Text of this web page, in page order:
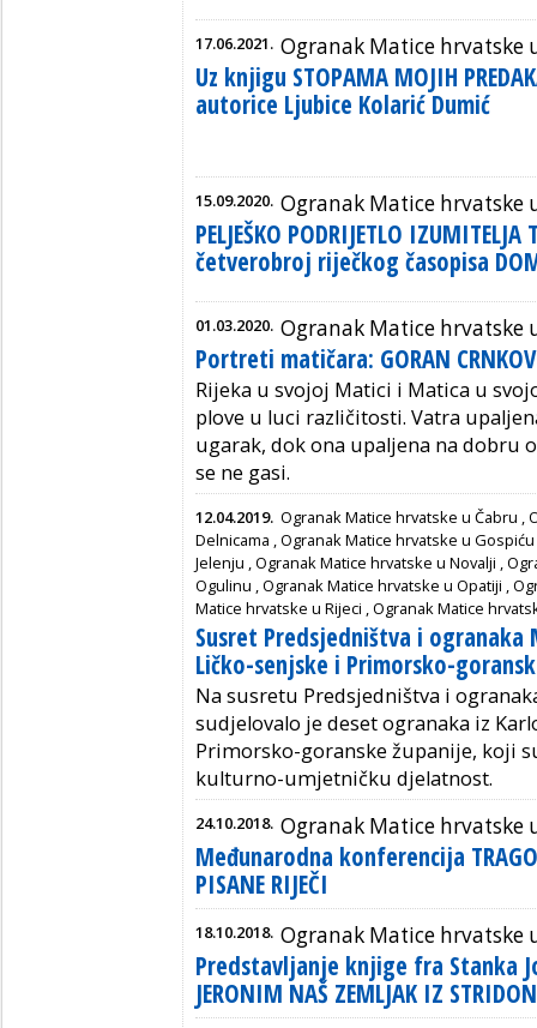
17.06.2021. Ogranak Matice hrvatske
Uz knjigu STOPAMA MOJIH
autorice Ljubice Kolarić Dumić
15.09.2020. Ogranak Matice hrvatske
PELJEŠKO PODRIJETLO
četverobroj riječkog časopisa
01.03.2020. Ogranak Matice hrvatske
Portreti matičara: GORAN
Rijeka u svojoj Matici i Matica u
plove u luci različitosti. Vatra
ugarak, dok ona upaljena na dobru
se ne gasi.
12.04.2019. Ogranak Matice hrvatske u Čabru ,
Delnicama ,Ogranak Matice hrvatske u Gospiću
Jelenju ,Ogranak Matice hrvatske u Novalji ,
Ogulinu ,Ogranak Matice hrvatske u Opatiji ,
Matice hrvatske u Rijeci ,Ogranak Matice
Susret Predsjedništva i
Ličko-senjske i Primorsko-
Na susretu Predsjedništva i
sudjelovalo je deset ogranaka iz
Primorsko-goranske županije, koji
kulturno-umjetničku djelatnost.
24.10.2018. Ogranak Matice hrvatske
Međunarodna konferencija
PISANE RIJEČI
18.10.2018. Ogranak Matice hrvatske
Predstavljanje knjige fra Stanka
JERONIM NAŠ ZEMLJAK IZ